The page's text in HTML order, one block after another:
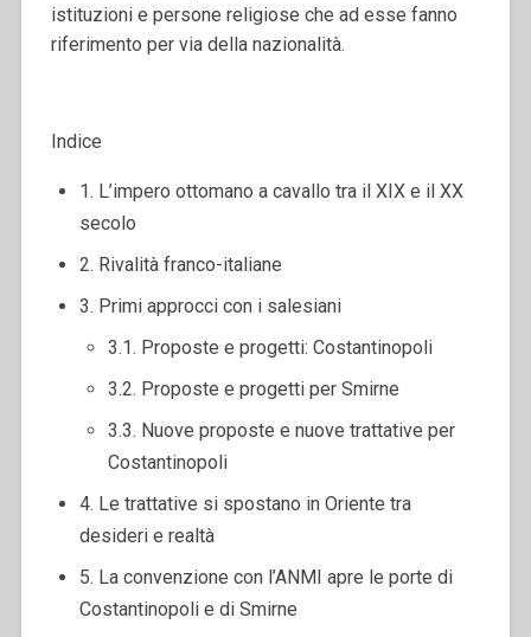
istituzioni e persone religiose che ad esse fanno
riferimento per via della nazionalità.
Indice
1. L’impero ottomano a cavallo tra il XIX e il XX
secolo
2. Rivalità franco-italiane
3. Primi approcci con i salesiani
3.1. Proposte e progetti: Costantinopoli
3.2. Proposte e progetti per Smirne
3.3. Nuove proposte e nuove trattative per
Costantinopoli
4. Le trattative si spostano in Oriente tra
desideri e realtà
5. La convenzione con l’ANMI apre le porte di
Costantinopoli e di Smirne